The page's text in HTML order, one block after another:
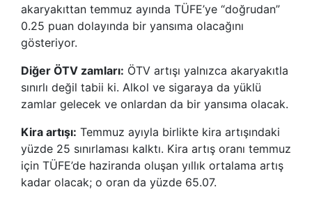
akaryakıttan temmuz ayında TÜFE’ye “doğrudan”
0.25 puan dolayında bir yansıma olacağını
gösteriyor.
Diğer ÖTV zamları: ÖTV artışı yalnızca akaryakıtla
sınırlı değil tabii ki. Alkol ve sigaraya da yüklü
zamlar gelecek ve onlardan da bir yansıma olacak.
Kira artışı: Temmuz ayıyla birlikte kira artışındaki
yüzde 25 sınırlaması kalktı. Kira artış oranı temmuz
için TÜFE’de haziranda oluşan yıllık ortalama artış
kadar olacak; o oran da yüzde 65.07.